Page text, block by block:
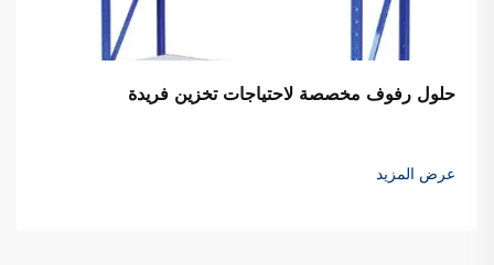
حلول رفوف مخصصة لاحتياجات تخزين فريدة
عرض المزيد